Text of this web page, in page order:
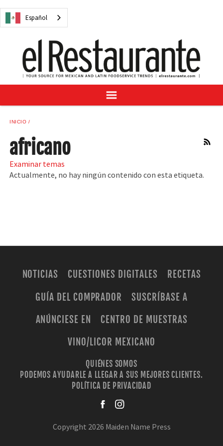
Español
NOTICIAS
RECETAS
GUÍA DEL COMPRADOR
SUSCRÍBASE A
CENTRO DE MUESTRAS
VINO/LICOR MEXICANO
INICIO
RSS
africano
Examinar temas
Actualmente, no hay ningún contenido con esta etiqueta.
NOTICIAS CUESTIONES DIGITALES
RECETAS
GUÍA DEL COMPRADOR
SUSCRÍBASE A
ANÚNCIESE EN
CENTRO DE MUESTRAS
VINO/LICOR MEXICANO
QUIÉNES SOMOS
PODEMOS AYUDARLE A LLEGAR A SUS MEJORES CLIENTES.
POLÍTICA DE PRIVACIDAD
Copyright 2026 Maiden Name Press